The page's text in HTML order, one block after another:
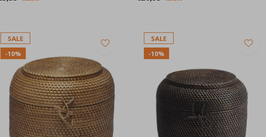
SALE
-10%
SALE
-10%